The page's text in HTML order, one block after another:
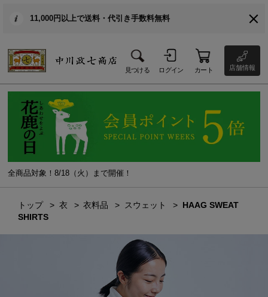
11,000円以上で送料・代引き手数料無料
見つける ログイン カート 店舗情報
全商品対象！8/18（火）まで開催！
トップ 衣 衣料品 スウェット
HAAG SWEAT
SHIRTS